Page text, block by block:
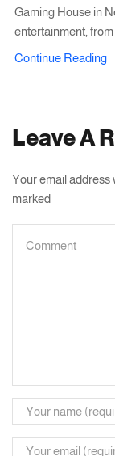
Gaming House in
entertainment, from
Continue Reading
Leave A
Your email address
marked